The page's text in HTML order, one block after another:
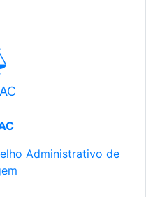
Administrativo de